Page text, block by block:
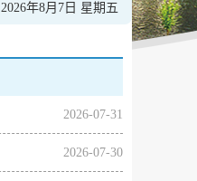
2026年8月7日 星期五
2026-07-31
2026-07-30